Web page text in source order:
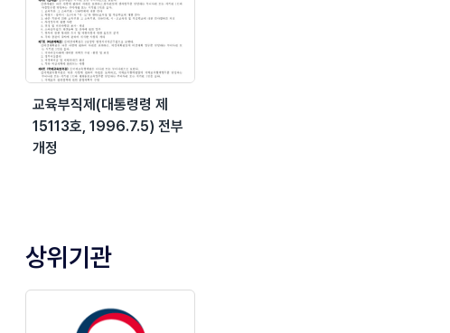
교육부직제(대통령령 제
15113호, 1996.7.5) 전부
개정
상위기관